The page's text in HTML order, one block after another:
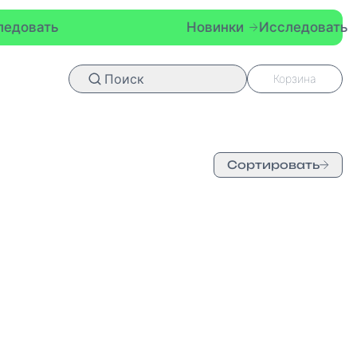
Новинки Исследовать
Поиск Корзина
Сортировать